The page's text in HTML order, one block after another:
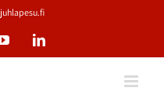
YouTubeLinkedIn